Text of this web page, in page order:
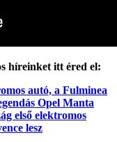
híreinket itt éred el:
autó, a Fulminea
Opel Manta
első elektromos
lesz